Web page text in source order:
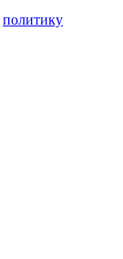
политику